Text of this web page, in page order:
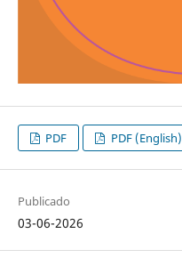
PDF PDF (English)
Publicado
03-06-2026